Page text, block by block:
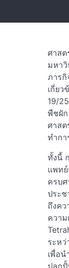
ศาสต
มหา
ภารกิ
เกี่ย
19/
พืชผั
ศาส
ทำกา
ทั้งนี้
แพท
ครบ
ประ
ถึงคว
ความ
ระห
เพื่อ
ปลุก